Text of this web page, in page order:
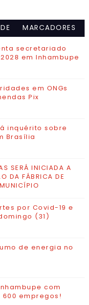
MARCADORES
secretariado
em Inhambupe
em ONGs
Pix
inquérito sobre
Brasília
SERÁ INICIADA A
DA FÁBRICA DE
por Covid-19 e
(31)
de energia no
com
empregos!